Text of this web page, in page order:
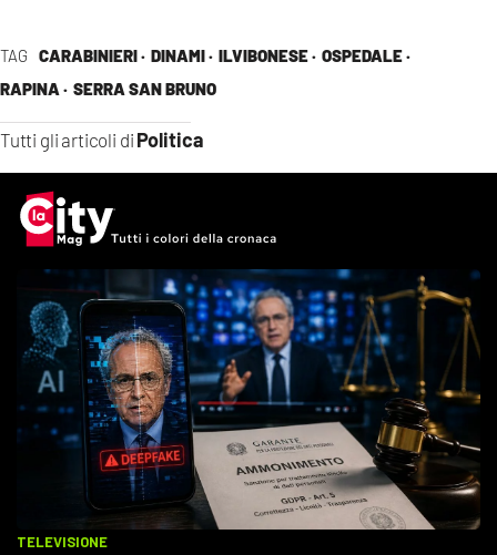
TAG CARABINIERI · DINAMI · ILVIBONESE · OSPEDALE ·
RAPINA · SERRA SAN BRUNO
Tutti gli articoli di Politica